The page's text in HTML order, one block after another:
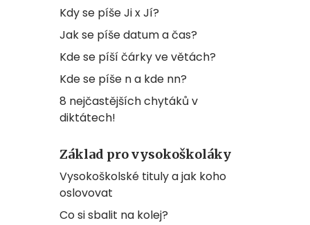
Kdy se píše Ji x Jí?
Jak se píše datum a čas?
Kde se píší čárky ve větách?
Kde se píše n a kde nn?
8 nejčastějších chytáků v
diktátech!
Základ pro vysokoškoláky
Vysokoškolské tituly a jak koho
oslovovat
Co si sbalit na kolej?